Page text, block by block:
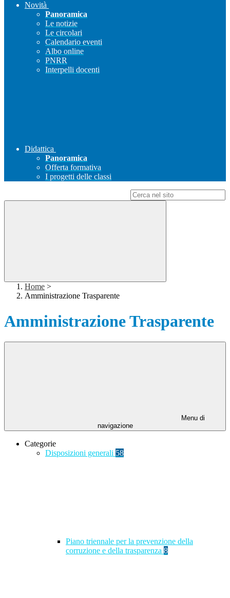
Novità
Panoramica
Le notizie
Le circolari
Calendario eventi
Albo online
PNRR
Interpelli docenti
Didattica
Panoramica
Offerta formativa
I progetti delle classi
Home >
Amministrazione Trasparente
Amministrazione Trasparente
Menu di
navigazione
Categorie
Disposizioni generali 58
Piano triennale per la prevenzione della
corruzione e della trasparenza 8